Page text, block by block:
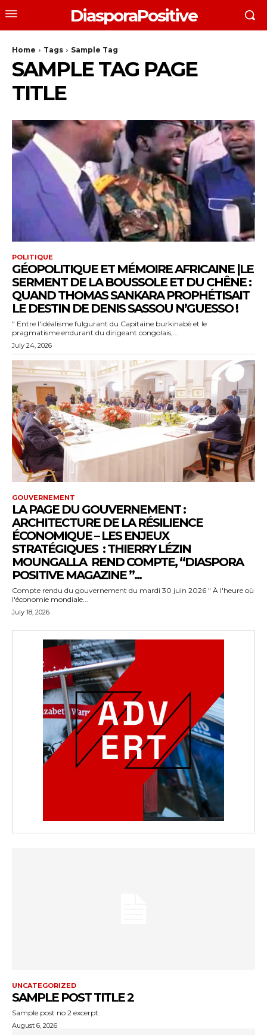
DiasporaPositive
Home Tags Sample Tag
SAMPLE TAG PAGE
TITLE
POLITIQUE
GÉOPOLITIQUE ET MÉMOIRE AFRICAINE |LE
SERMENT DE LA BOUSSOLE ET DU CHÊNE :
QUAND THOMAS SANKARA PROPHÉTISAIT
LE DESTIN DE DENIS SASSOU N’GUESSO !
" Entre l'idéalisme fulgurant du Capitaine burkinabè et le
pragmatisme endurant du dirigeant congolais,...
July 24, 2026
GOUVERNEMENT
LA PAGE DU GOUVERNEMENT :
ARCHITECTURE DE LA RÉSILIENCE
ÉCONOMIQUE – LES ENJEUX
STRATÉGIQUES : THIERRY LÉZIN
MOUNGALLA REND COMPTE, “DIASPORA
POSITIVE MAGAZINE ”...
Compte rendu du gouvernement du mardi 30 juin 2026 " À l'heure où
l'économie mondiale...
July 18, 2026
UNCATEGORIZED
SAMPLE POST TITLE 2
Sample post no 2 excerpt.
August 6, 2026